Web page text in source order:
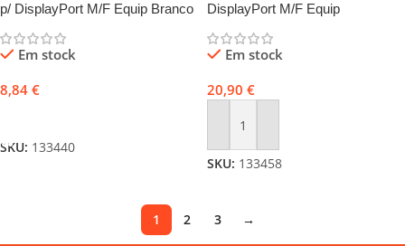
p/ DisplayPort M/F Equip Branco
Em stock
8,84 €
SKU: 133440
DisplayPort M/F Equip
Em stock
20,90 €
Adicionar
SKU: 133458
1 2 3 →